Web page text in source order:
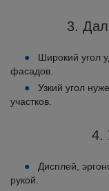
3.
Широкий угол
фасадов.
Узкий угол
участков.
4.
Дисплей,
рукой.